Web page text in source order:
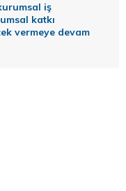
iş
katkı
vermeye devam